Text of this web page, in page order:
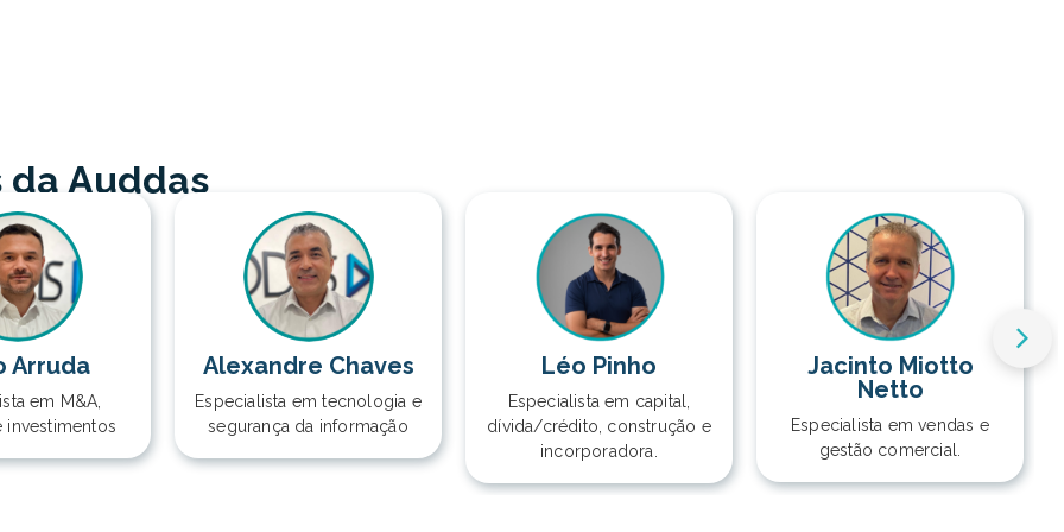
da Auddas
Arruda
em M&A,
investimentos
Alexandre Chaves
Especialista em tecnologia e
segurança da informação
Léo Pinho
Especialista em capital,
dívida/crédito, construção e
incorporadora.
Jacinto Miotto
Netto
Especialista em vendas e
gestão comercial.